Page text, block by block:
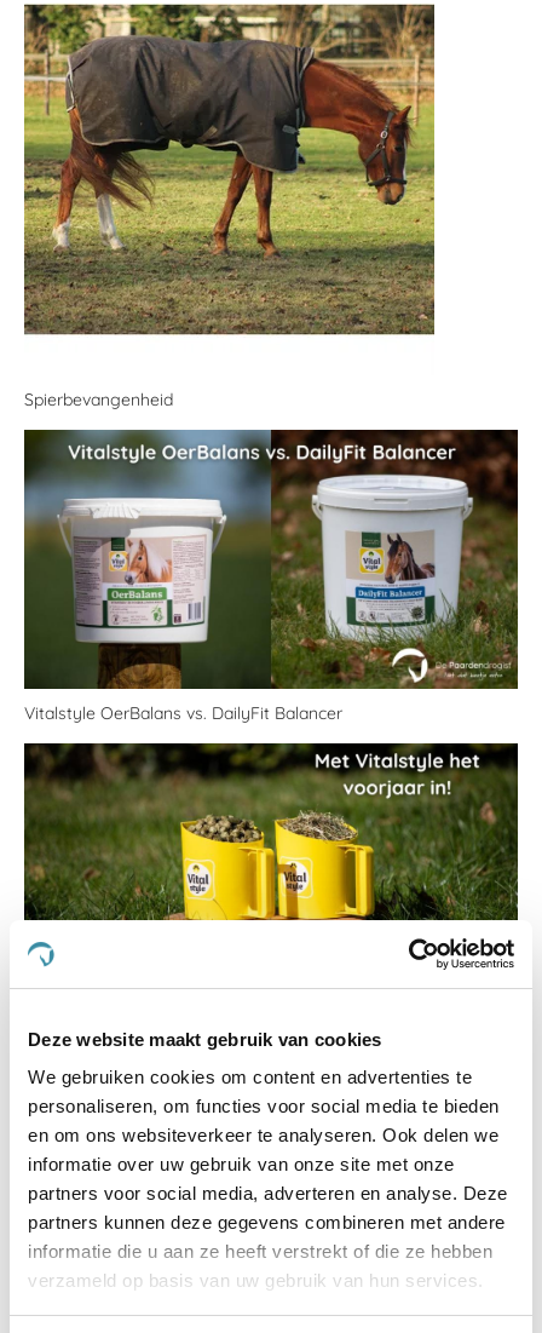
Deze website maakt gebruik van cookies
We gebruiken cookies om content en advertenties te
personaliseren, om functies voor social media te bieden
en om ons websiteverkeer te analyseren. Ook delen we
informatie over uw gebruik van onze site met onze
partners voor social media, adverteren en analyse. Deze
partners kunnen deze gegevens combineren met andere
informatie die u aan ze heeft verstrekt of die ze hebben
verzameld op basis van uw gebruik van hun services.
Spierbevangenheid
Vitalstyle OerBalans vs. DailyFit Balancer
Categorieën
Spieren en gewrichten